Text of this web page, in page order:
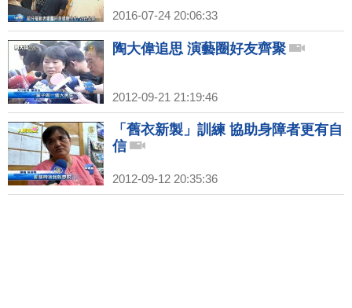
2016-07-24 20:06:33
陶大偉追思 演藝圈好友齊聚
2012-09-21 21:19:46
「舊衣新製」訓練 協助身障者更有自
信
2012-09-12 20:35:36